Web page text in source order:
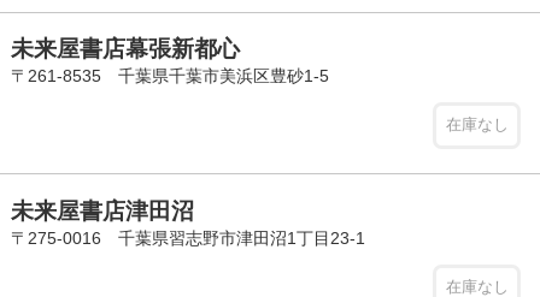
未来屋書店幕張新都心
〒261-8535 千葉県千葉市美浜区豊砂1-5
在庫なし
未来屋書店津田沼
〒275-0016 千葉県習志野市津田沼1丁目23-1
在庫なし